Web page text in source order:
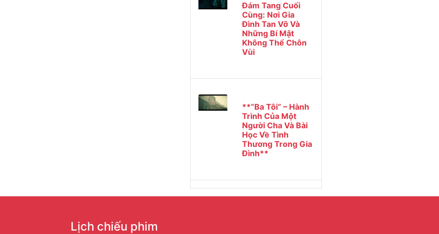
Đám Tang Cuối
Cùng: Nơi Gia
Đình Tan Vỡ Và
Những Bí Mật
Không Thể Chôn
Vùi
**“Ba Tôi” – Hành
Trình Của Một
Người Cha Và Bài
Học Về Tình
Thương Trong Gia
Đình**
Lịch chiếu phim